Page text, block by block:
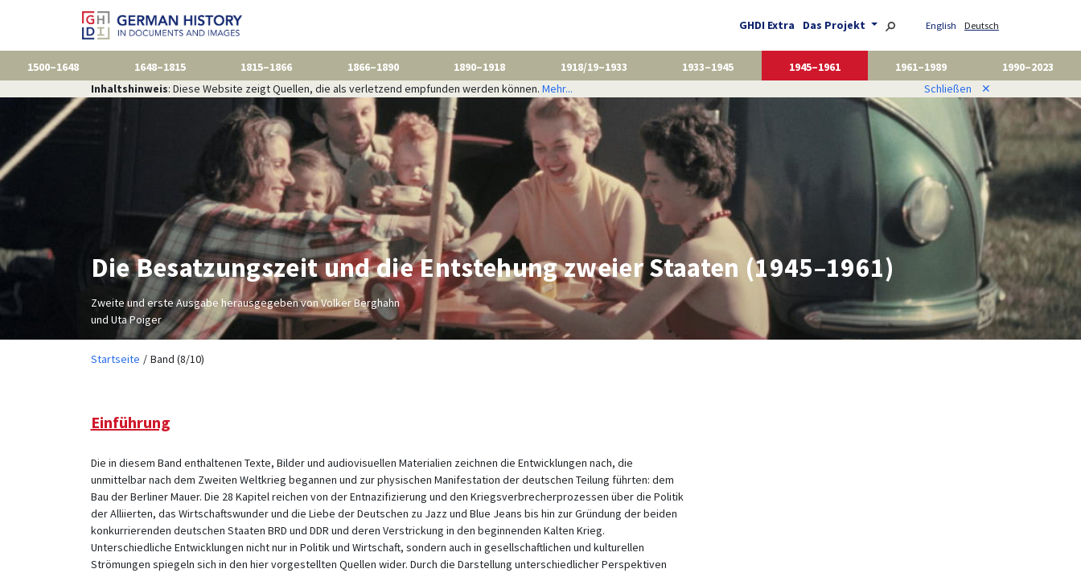
GHDI Extra Das Projekt English Deutsch
1500–1648 1648–1815 1815–1866 1866–1890 1890–1918 1918/19–1933 1933–1945 1945–1961 1961–1989
1990–2023
Inhaltshinweis: Diese Website zeigt Quellen, die als verletzend empfunden werden können. Mehr... Schließen ✕
Die Besatzungszeit und die Entstehung zweier Staaten (1945–1961)
Zweite und erste Ausgabe herausgegeben von Volker Berghahn
und Uta Poiger
Startseite Band (8/10)
Einführung
Die in diesem Band enthaltenen Texte, Bilder und audiovisuellen Materialien zeichnen die Entwicklungen nach, die
unmittelbar nach dem Zweiten Weltkrieg begannen und zur physischen Manifestation der deutschen Teilung führten: dem
Bau der Berliner Mauer. Die 28 Kapitel reichen von der Entnazifizierung und den Kriegsverbrecherprozessen über die Politik
der Alliierten, das Wirtschaftswunder und die Liebe der Deutschen zu Jazz und Blue Jeans bis hin zur Gründung der beiden
konkurrierenden deutschen Staaten BRD und DDR und deren Verstrickung in den beginnenden Kalten Krieg.
Unterschiedliche Entwicklungen nicht nur in Politik und Wirtschaft, sondern auch in gesellschaftlichen und kulturellen
Strömungen spiegeln sich in den hier vorgestellten Quellen wider. Durch die Darstellung unterschiedlicher Perspektiven